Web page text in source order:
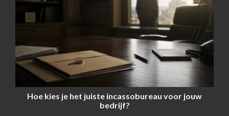
Hoe kies je het juiste incassobureau voor jouw
bedrijf?